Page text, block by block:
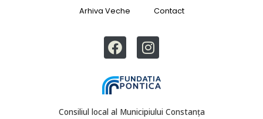
Arhiva Veche Contact
Consiliul local al Municipiului Constanța